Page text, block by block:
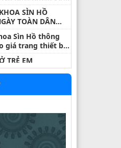
sàng lọc miễn
đợt I năm 2026
SÌN HỒ
TOÀN DÂN
LÃNG PHÍ
Sìn Hồ thông
giá trang thiết bị
TRẺ EM
– ĐỪNG COI
ĐAU NHỎ
sách hoàn thành
khám, chữa